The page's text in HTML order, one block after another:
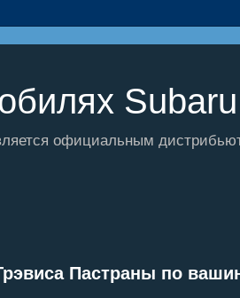
официальным
Пастраны по